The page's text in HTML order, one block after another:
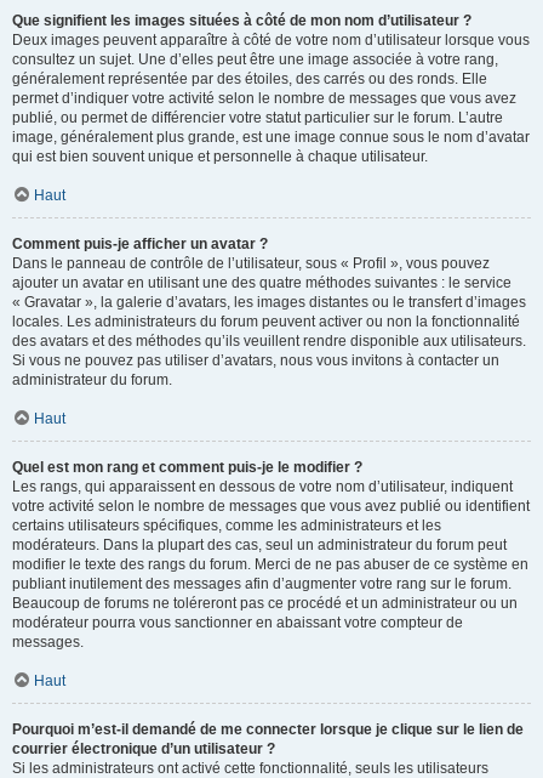
Que signifient les images situées à côté de mon nom d’utilisateur ?
Deux images peuvent apparaître à côté de votre nom d’utilisateur lorsque vous
consultez un sujet. Une d’elles peut être une image associée à votre rang,
généralement représentée par des étoiles, des carrés ou des ronds. Elle
permet d’indiquer votre activité selon le nombre de messages que vous avez
publié, ou permet de différencier votre statut particulier sur le forum. L’autre
image, généralement plus grande, est une image connue sous le nom d’avatar
qui est bien souvent unique et personnelle à chaque utilisateur.
Haut
Comment puis-je afficher un avatar ?
Dans le panneau de contrôle de l’utilisateur, sous « Profil », vous pouvez
ajouter un avatar en utilisant une des quatre méthodes suivantes : le service
« Gravatar », la galerie d’avatars, les images distantes ou le transfert d’images
locales. Les administrateurs du forum peuvent activer ou non la fonctionnalité
des avatars et des méthodes qu’ils veuillent rendre disponible aux utilisateurs.
Si vous ne pouvez pas utiliser d’avatars, nous vous invitons à contacter un
administrateur du forum.
Haut
Quel est mon rang et comment puis-je le modifier ?
Les rangs, qui apparaissent en dessous de votre nom d’utilisateur, indiquent
votre activité selon le nombre de messages que vous avez publié ou identifient
certains utilisateurs spécifiques, comme les administrateurs et les
modérateurs. Dans la plupart des cas, seul un administrateur du forum peut
modifier le texte des rangs du forum. Merci de ne pas abuser de ce système en
publiant inutilement des messages afin d’augmenter votre rang sur le forum.
Beaucoup de forums ne toléreront pas ce procédé et un administrateur ou un
modérateur pourra vous sanctionner en abaissant votre compteur de
messages.
Haut
Pourquoi m’est-il demandé de me connecter lorsque je clique sur le lien de
courrier électronique d’un utilisateur ?
Si les administrateurs ont activé cette fonctionnalité, seuls les utilisateurs